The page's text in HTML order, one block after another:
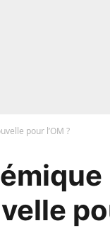
pour l’OM ?